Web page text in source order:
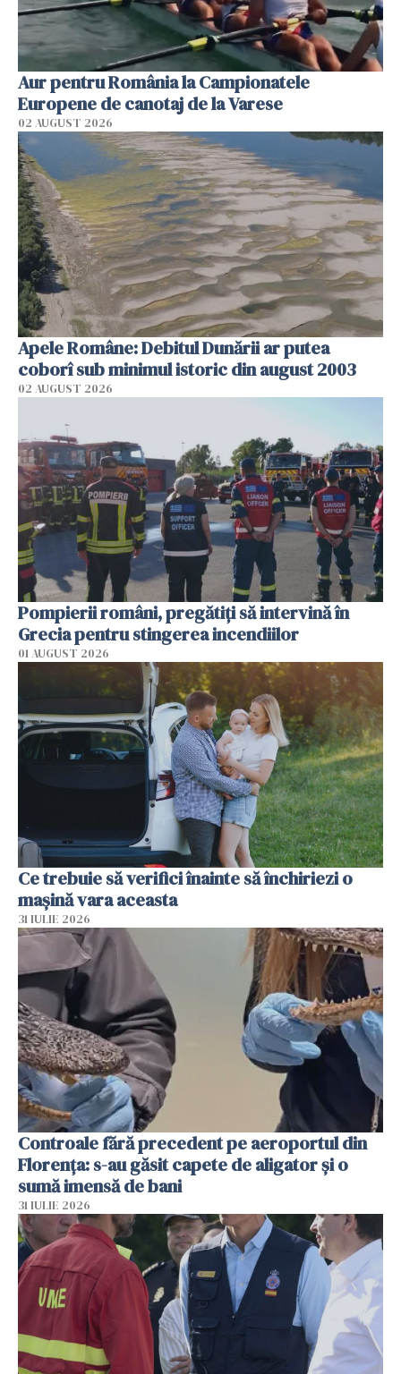
Aur pentru România la Campionatele
Europene de canotaj de la Varese
02 AUGUST 2026
Apele Române: Debitul Dunării ar putea
coborî sub minimul istoric din august 2003
02 AUGUST 2026
Pompierii români, pregătiţi să intervină în
Grecia pentru stingerea incendiilor
01 AUGUST 2026
Ce trebuie să verifici înainte să închiriezi o
mașină vara aceasta
31 IULIE 2026
Controale fără precedent pe aeroportul din
Florența: s-au găsit capete de aligator și o
sumă imensă de bani
31 IULIE 2026